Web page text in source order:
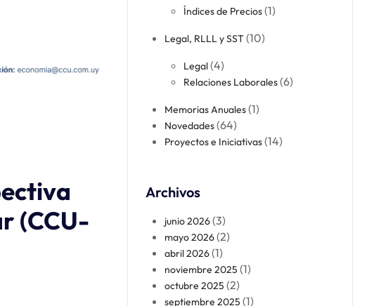
(CCU-
Índices de Precios(1)
Legal, RLLL y SST(10)
Legal​(4)
Relaciones Laborales​(6)
Memorias Anuales(1)
Novedades(64)
Proyectos e Iniciativas(14)
Archivos
junio 2026(3)
mayo 2026(2)
abril 2026(1)
noviembre 2025 (1)
octubre 2025 (2)
septiembre 2025 (1)